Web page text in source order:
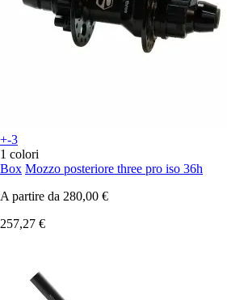
+-3
1 colori
Box Mozzo posteriore three pro iso 36h
A partire da 280,00 €
257,27 €